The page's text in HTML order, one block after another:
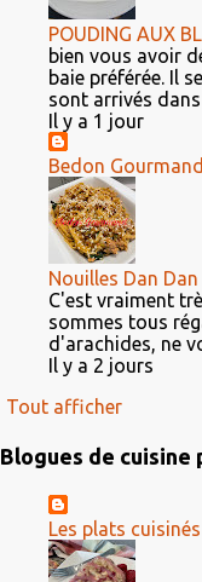
POUDING AUX
bien vous avoir
baie préférée. Il
sont arrivés
Il y a 1 jour
Bedon Gourmand
Nouilles Dan Dan
C'est vraiment
sommes tous
d'arachides, ne
Il y a 2 jours
Tout afficher
Blogues de cuisine
Les plats